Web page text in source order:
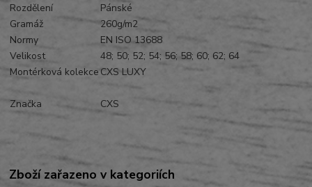
Rozdělení
Pánské
Gramáž
260g/m2
Normy
EN ISO 13688
Velikost
48; 50; 52; 54; 56; 58; 60; 62; 64
Montérková kolekce CXS LUXY
Značka CXS
Zboží zařazeno v kategoriích